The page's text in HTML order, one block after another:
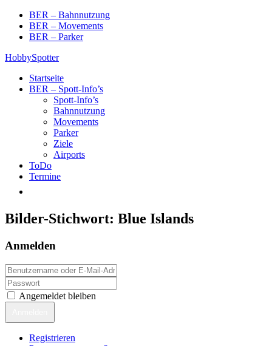
Skip
content
BER – Bahnnutzung
BER – Movements
BER – Parker
HobbySpotter
Startseite
BER – Spott-Info’s
Spott-Info’s
Bahnnutzung
Movements
Parker
Ziele
Airports
ToDo
Termine
Bilder-Stichwort: Blue Islands
Anmelden
Angemeldet bleiben
Registrieren